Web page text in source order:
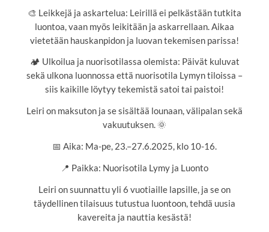
🎨 Leikkejä ja askartelua: Leirillä ei pelkästään tutkita
luontoa, vaan myös leikitään ja askarrellaan. Aikaa
vietetään hauskanpidon ja luovan tekemisen parissa!
🏕️ Ulkoilua ja nuorisotilassa olemista: Päivät kuluvat
sekä ulkona luonnossa että nuorisotila Lymyn tiloissa –
siis kaikille löytyy tekemistä satoi tai paistoi!
Leiri on maksuton ja se sisältää lounaan, välipalan sekä
vakuutuksen. 🌞
📅 Aika: Ma-pe, 23.–27.6.2025, klo 10-16.
📍 Paikka: Nuorisotila Lymy ja Luonto
Leiri on suunnattu yli 6 vuotiaille lapsille, ja se on
täydellinen tilaisuus tutustua luontoon, tehdä uusia
kavereita ja nauttia kesästä!